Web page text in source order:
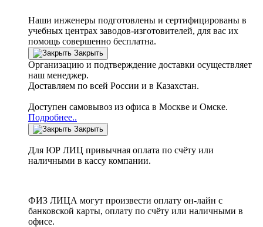
Наши инженеры подготовлены и сертифицированы в
учебных центрах заводов-изготовителей, для вас их
помощь совершенно бесплатна.
Закрыть
Организацию и подтверждение доставки осуществляет
наш менеджер.
Доставляем по всей России и в Казахстан.
Доступен самовывоз из офиса в Москве и Омске.
Подробнее..
Закрыть
Для ЮР ЛИЦ привычная оплата по счёту или
наличными в кассу компании.
ФИЗ ЛИЦА могут произвести оплату он-лайн с
банковской карты, оплату по счёту или наличными в
офисе.